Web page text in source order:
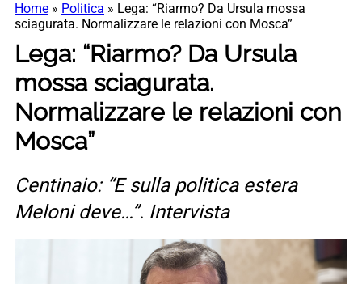
Home » Politica » Lega: “Riarmo? Da Ursula mossa
sciagurata. Normalizzare le relazioni con Mosca”
Lega: “Riarmo? Da Ursula
mossa sciagurata.
Normalizzare le relazioni con
Mosca”
Centinaio: “E sulla politica estera
Meloni deve…”. Intervista